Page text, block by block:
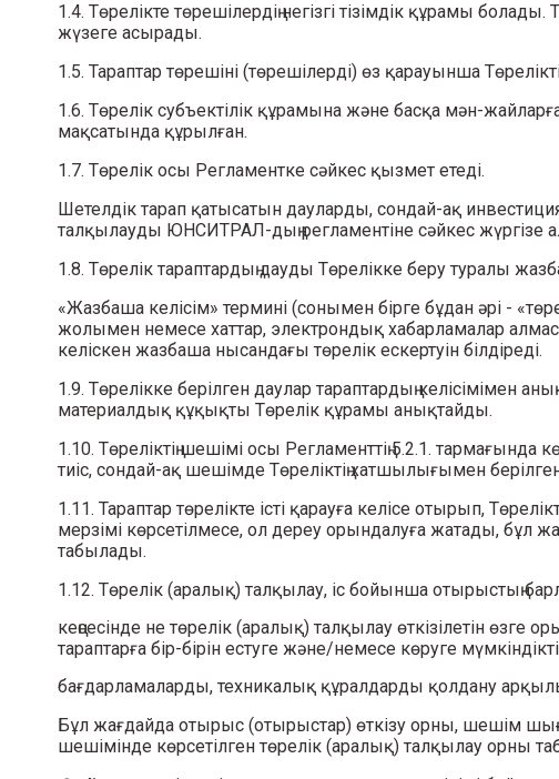
1.4. Төрелікте төрешілердің негізгі тізімдік құрамы
жүзеге асырады.
1.5. Тараптар төрешіні (төрешілерді) өз қарауынша
1.6. Төрелік субъектілік құрамына және басқа мән-
мақсатында құрылған.
1.7. Төрелік осы Регламентке сәйкес қызмет етеді.
Шетелдік тарап қатысатын дауларды, сондай-ақ
талқылауды ЮНСИТРАЛ-дың регламентіне сәйкес
1.8. Төрелік тараптардың дауды Төрелікке беру туралы
«Жазбаша келісім» термині (сонымен бірге бұдан әрі -
жолымен немесе хаттар, электрондық хабарламалар
келіскен жазбаша нысандағы төрелік ескертуін білдіреді.
1.9. Төрелікке берілген даулар тараптардың келісімімен
материалдық құқықты Төрелік құрамы анықтайды.
1.10. Төреліктің шешімі осы Регламенттің 5.2.1.
тиіс, сондай-ақ шешімде Төреліктің хатшылығымен
1.11. Тараптар төрелікте істі қарауға келісе отырып,
мерзімі көрсетілмесе, ол дереу орындалуға жатады, бұл
табылады.
1.12. Төрелік (аралық) талқылау, іс бойынша отырыстың
кеңсесінде не төрелік (аралық) талқылау өткізілетін
тараптарға бір-бірін естуге және/немесе көруге
бағдарламаларды, техникалық құралдарды қолдану арқылы
Бұл жағдайда отырыс (отырыстар) өткізу орны, шешім
шешімінде көрсетілген төрелік (аралық) талқылау орны